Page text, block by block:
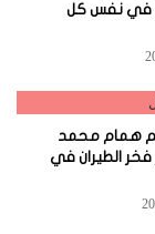
في نفس كل
همام محمد
فخر الطيران في